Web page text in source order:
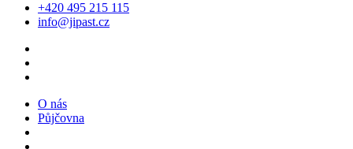
+420 495 215 115
info@jipast.cz
O nás
Půjčovna